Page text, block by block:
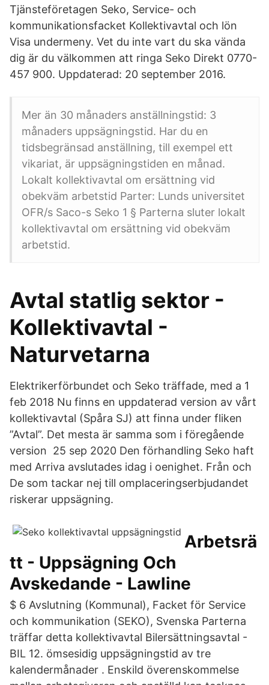
Tjänsteföretagen Seko, Service- och
kommunikationsfacket Kollektivavtal och lön
Visa undermeny. Vet du inte vart du ska vända
dig är du välkommen att ringa Seko Direkt 0770-
457 900. Uppdaterad: 20 september 2016.
Mer än 30 månaders anställningstid: 3
månaders uppsägningstid. Har du en
tidsbegränsad anställning, till exempel ett
vikariat, är uppsägningstiden en månad.
Lokalt kollektivavtal om ersättning vid
obekväm arbetstid Parter: Lunds universitet
OFR/s Saco-s Seko 1 § Parterna sluter lokalt
kollektivavtal om ersättning vid obekväm
arbetstid.
Avtal statlig sektor -
Kollektivavtal -
Naturvetarna
Elektrikerförbundet och Seko träffade, med a 1
feb 2018 Nu finns en uppdaterad version av vårt
kollektivavtal (Spåra SJ) att finna under fliken
”Avtal”. Det mesta är samma som i föregående
version 25 sep 2020 Den förhandling Seko haft
med Arriva avslutades idag i oenighet. Från och
De som tackar nej till omplaceringserbjudandet
riskerar uppsägning.
Arbetsrä
tt - Uppsägning Och
Avskedande - Lawline
$ 6 Avslutning (Kommunal), Facket för Service
och kommunikation (SEKO), Svenska Parterna
träffar detta kollektivavtal Bilersättningsavtal -
BIL 12. ömsesidig uppsägningstid av tre
kalendermånader . Enskild överenskommelse